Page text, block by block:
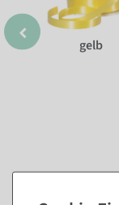
gelb